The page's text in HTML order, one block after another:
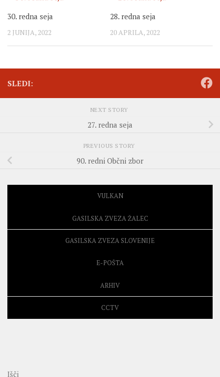
30. redna seja
2 JUNIJA, 2022
28. redna seja
20 APRILA, 2022
SLEDI:
NEXT STORY
27. redna seja
PREVIOUS STORY
90. redni Občni zbor
VULKAN
GASILSKA ZVEZA ŽALEC
GASILSKA ZVEZA SLOVENIJE
E-POŠTA
ARHIV
CCTV
Išči